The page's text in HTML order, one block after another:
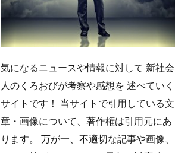
気になるニュースや情報に対して 新社会
人のくろおびが考察や感想を 述べていく
サイトです！ 当サイトで引用している文
章・画像について、著作権は引用元にあ
ります。 万が一、不適切な記事や画像、